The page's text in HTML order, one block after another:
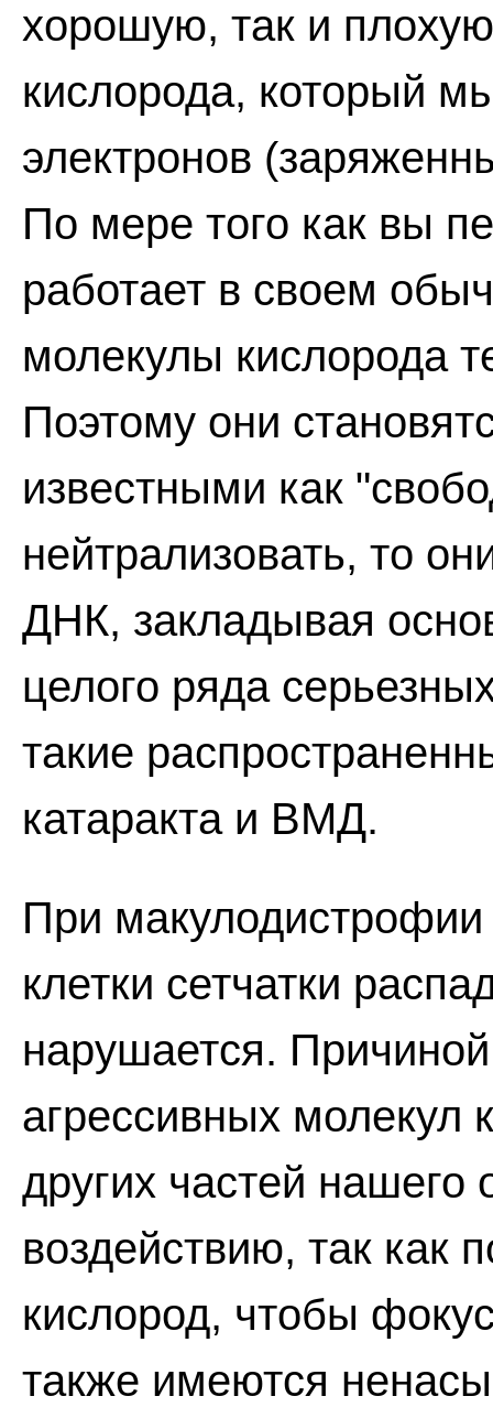
хорошую, так и
кислорода, который
электронов
По мере того как вы
работает в своем
молекулы кислорода
Поэтому они
известными как
нейтрализовать, то
ДНК, закладывая
целого ряда
такие
катаракта и ВМД.
При макулодистрофии
клетки сетчатки
нарушается. Причиной
агрессивных молекул
других частей нашего
воздействию, так как
кислород, чтобы
также имеются